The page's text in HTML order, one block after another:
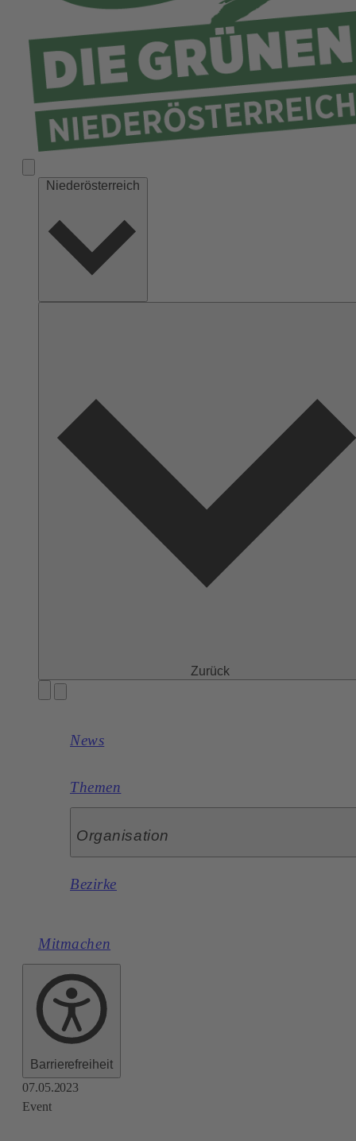
Niederösterreich
Zurück
News
Themen
Organisation
Bezirke
Mitmachen
Barrierefreiheit
07.05.2023
Event